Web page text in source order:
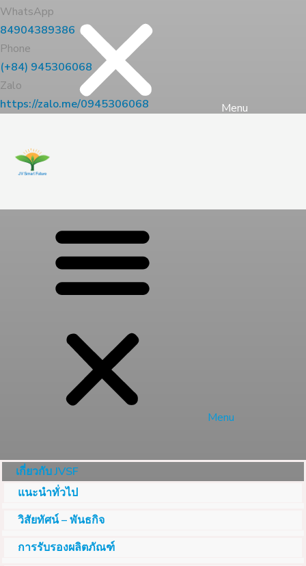
Menu
WhatsApp
84904389386
Phone
(+84) 945306068
Zalo
https://zalo.me/0945306068
Menu
เกี่ยวกับ JVSF
แนะนำทั่วไป
วิสัยทัศน์ – พันธกิจ
การรับรองผลิตภัณฑ์